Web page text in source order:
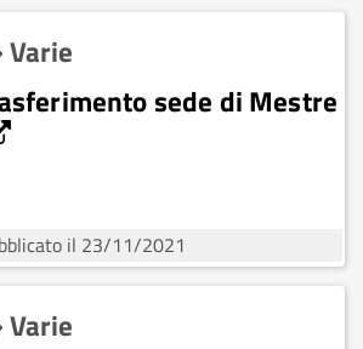
Varie
sede di Mestre
il 23/11/2021
Varie